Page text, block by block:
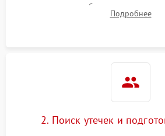
1000 ₽
1800 ₽
сопротивления обмоток мотора,
считывание кодов ошибок с
Подробнее
2. Поиск утечек и